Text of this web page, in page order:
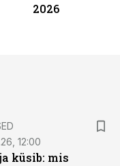
2026
12:00
küsib: mis